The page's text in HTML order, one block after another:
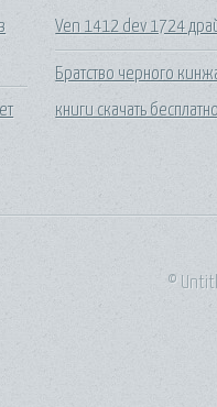
Ven 1412 dev 1724
Братство черного
книги скачать
©